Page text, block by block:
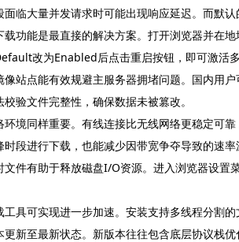
面临大量并发请求时可能出现响应延迟。而默
载功能是最直接的解决方案。打开浏览器并在
改为Enabled后点击重启按钮，即可激活
像站点能有效规避主服务器拥堵问题。国内用
验文件完整性，确保数据未被篡改。
环境同样重要。有线连接比无线网络更稳定可
时段进行下载，也能减少因带宽争夺导致的速率
文件有助于释放磁盘I/O资源。进入浏览器设置
工具可实现进一步加速。安装支持多线程分割
更新至最新状态。新版本往往包含底层协议栈